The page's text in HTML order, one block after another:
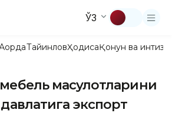
ЎЗ
ТайинловҲодисаҚонун ва
маҳсулотларини
экспорт